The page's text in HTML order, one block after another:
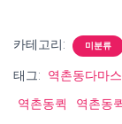
카테고리: 미분류
태그: 역촌동다마
역촌동퀵
역촌동